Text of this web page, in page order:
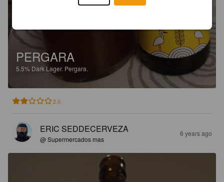
PERGARA
5.5% Dark Lager. Pergara.
2.0
ERIC SEDDECERVEZA
@ Supermercados mas
6 years ago